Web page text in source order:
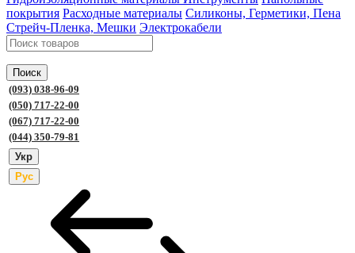
покрытия Расходные материалы Силиконы, Герметики, Пена
Стрейч-Пленка, Мешки Электрокабели
Поиск
(093) 038-96-09
(050) 717-22-00
(067) 717-22-00
(044) 350-79-81
Укр
Рус